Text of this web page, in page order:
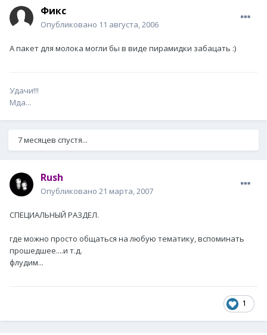
Фикс
Опубликовано 11 августа, 2006
А пакет для молока могли бы в виде пирамидки забацать :)
Удачи!!!
Мда...
7 месяцев спустя...
Rush
Опубликовано 21 марта, 2007
СПЕЦИАЛЬНЫЙ РАЗДЕЛ.
где можно просто общаться на любую тематику, вспоминать
прошедшее....и т.д.
флудим...
1